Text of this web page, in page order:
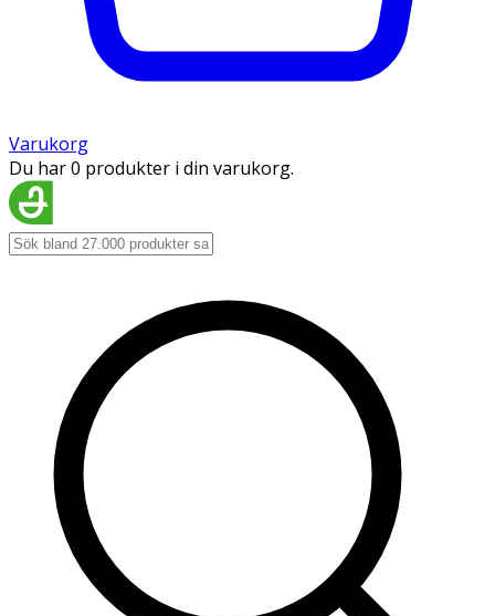
Varukorg
Du har 0 produkter i din varukorg.